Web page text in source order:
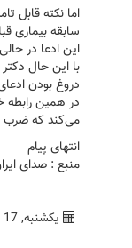
اما نکته قابل
سابقه بیماری قبلی نداشته و در ۲۲ سال گذشته
این ادعا در
با این حال
دروغ بودن
در همین رابطه
می‌کند که ضرب
انتهای پیام
منبع : صدای
یکشنبه, 17 مهر , 1401 ساعت : 09:26:24